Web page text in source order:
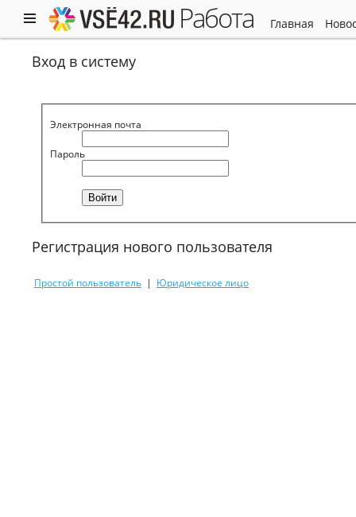
работа главная
Вход в систему
Электронная почта
Пароль
Регистрация нового пользователя
Простой пользователь | Юридическое лицо